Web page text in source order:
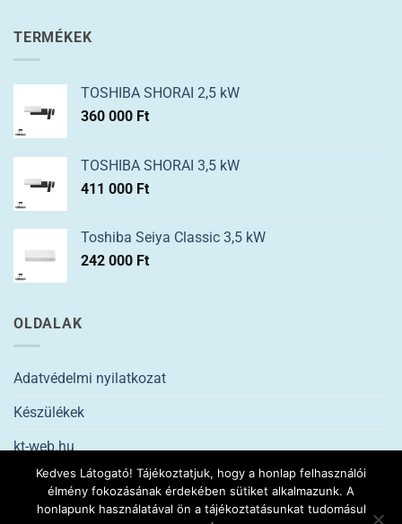
TERMÉKEK
TOSHIBA SHORAI 2,5 kW
360 000 Ft
TOSHIBA SHORAI 3,5 kW
411 000 Ft
Toshiba Seiya Classic 3,5 kW
242 000 Ft
OLDALAK
Adatvédelmi nyilatkozat
Készülékek
kt-web.hu
2026 ©ptklima.huKLÍMASZERELÉS Minden jog fenntartva. |Kt-
Kedves Látogató! Tájékoztatjuk, hogy a honlap felhasználói
élmény fokozásának érdekében sütiket alkalmazunk. A
honlapunk használatával ön a tájékoztatásunkat tudomásul